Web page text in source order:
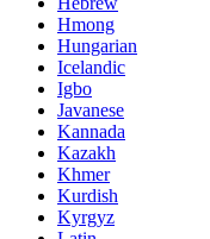
Hmong
Hungarian
Icelandic
Igbo
Javanese
Kannada
Kazakh
Khmer
Kurdish
Kyrgyz